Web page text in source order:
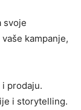
svoje
kampanje,
i prodaju.
i storytelling.